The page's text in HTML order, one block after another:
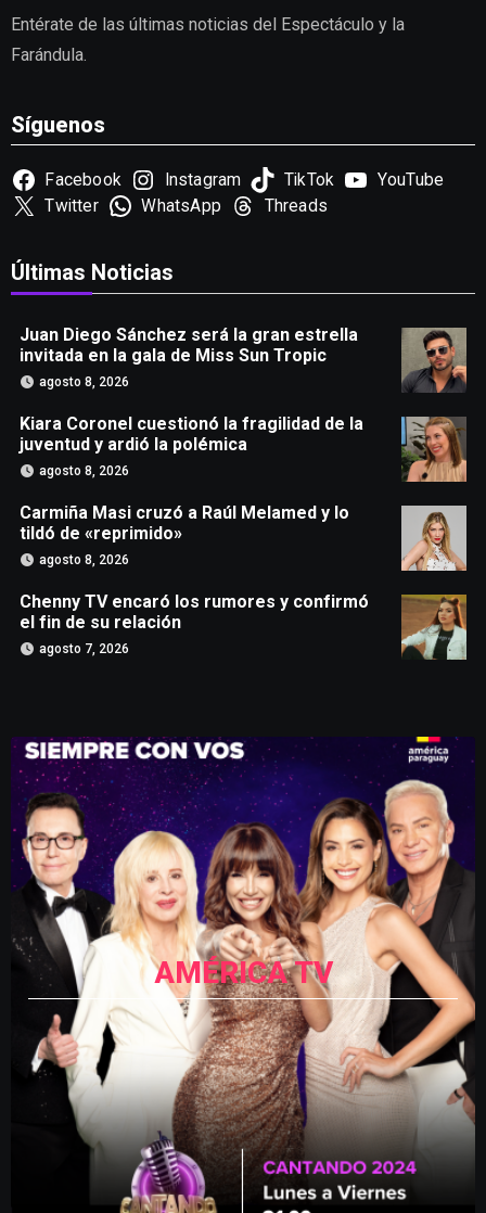
Entérate de las últimas noticias del Espectáculo y la
Farándula.
Síguenos
Facebook Instagram TikTok
YouTube
Twitter
WhatsApp Threads
Últimas Noticias
Juan Diego Sánchez será la gran estrella
invitada en la gala de Miss Sun Tropic
agosto 8, 2026
Kiara Coronel cuestionó la fragilidad de la
juventud y ardió la polémica
agosto 8, 2026
Carmiña Masi cruzó a Raúl Melamed y lo
tildó de «reprimido»
agosto 8, 2026
Chenny TV encaró los rumores y confirmó
el fin de su relación
agosto 7, 2026
AMÉRICA TV